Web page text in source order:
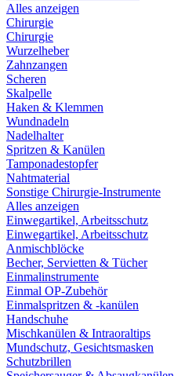
Alles anzeigen
Chirurgie
Chirurgie
Wurzelheber
Zahnzangen
Scheren
Skalpelle
Haken & Klemmen
Wundnadeln
Nadelhalter
Spritzen & Kanülen
Tamponadestopfer
Nahtmaterial
Sonstige Chirurgie-Instrumente
Alles anzeigen
Einwegartikel, Arbeitsschutz
Einwegartikel, Arbeitsschutz
Anmischblöcke
Becher, Servietten & Tücher
Einmalinstrumente
Einmal OP-Zubehör
Einmalspritzen & -kanülen
Handschuhe
Mischkanülen & Intraoraltips
Mundschutz, Gesichtsmasken
Schutzbrillen